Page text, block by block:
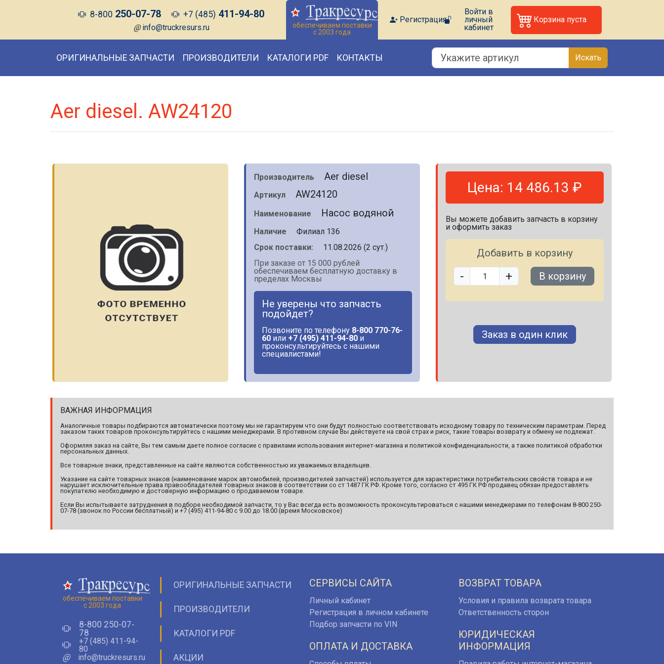
8-800 250-07-78 +7 (485) 411-94-80
@ info@truckresurs.ru
обеспечиваем поставки
с 2003 года
Регистрация
Войти в
личный
кабинет
Корзина пуста
ОРИГИНАЛЬНЫЕ ЗАПЧАСТИ ПРОИЗВОДИТЕЛИ КАТАЛОГИ PDF КОНТАКТЫ Искать
Aer diesel. AW24120
Производитель Aer diesel
Артикул AW24120
Наименование Насос водяной
Наличие
Филиал 136
Срок поставки:
11.08.2026 (2 сут.)
При заказе от 15 000 рублей
обеспечиваем бесплатную доставку в
пределах Москвы
Не уверены что запчасть
подойдет?
Позвоните по телефону 8-800 770-76-
60 или +7 (495) 411-94-80 и
проконсультируйтесь с нашими
специалистами!
Цена: 14 486.13 ₽
Вы можете добавить запчасть в корзину
и оформить заказ
Добавить в корзину
- + В корзину
Заказ в один клик
ВАЖНАЯ ИНФОРМАЦИЯ
Аналогичные товары подбираются автоматически поэтому мы не гарантируем что они будут полностью соответствовать исходному товару по техническим параметрам. Перед
заказом таких товаров проконсультируйтесь с нашими менеджерами. В противном случае Вы действуете на свой страх и риск, такие товары возврату и обмену не подлежат.
Оформляя заказ на сайте, Вы тем самым даете полное согласие с правилами использования интернет-магазина и политикой конфиденциальности, а также политикой обработки
персональных данных.
Все товарные знаки, представленные на сайте являются собственностью их уважаемых владельцев.
Указание на сайте товарных знаков (наименование марок автомобилей, производителей запчастей) используется для характеристики потребительских свойств товара и не
нарушает исключительные права правообладателей товарных знаков в соответствии со ст 1487 ГК РФ. Кроме того, согласно ст 495 ГК РФ продавец обязан предоставлять
покупателю необходимую и достоверную информацию о продаваемом товаре.
Если Вы испытываете затруднения в подборе необходимой запчасти, то у Вас всегда есть возможность проконсультироваться с нашими менеджерами по телефонам 8-800 250-
07-78 (звонок по России бесплатный) и +7 (495) 411-94-80 с 9.00 до 18.00 (время Московское)
обеспечиваем поставки
с 2003 года
8-800 250-07-
78
+7 (485) 411-94-
80
@ info@truckresurs.ru
ОРИГИНАЛЬНЫЕ ЗАПЧАСТИ
ПРОИЗВОДИТЕЛИ
КАТАЛОГИ PDF
АКЦИИ
СЕРВИСЫ САЙТА
Личный кабинет
Регистрация в личном кабинете
Подбор запчасти по VIN
ОПЛАТА И ДОСТАВКА
ВОЗВРАТ ТОВАРА
Условия и правила возврата товара
Ответственность сторон
ЮРИДИЧЕСКАЯ
ИНФОРМАЦИЯ